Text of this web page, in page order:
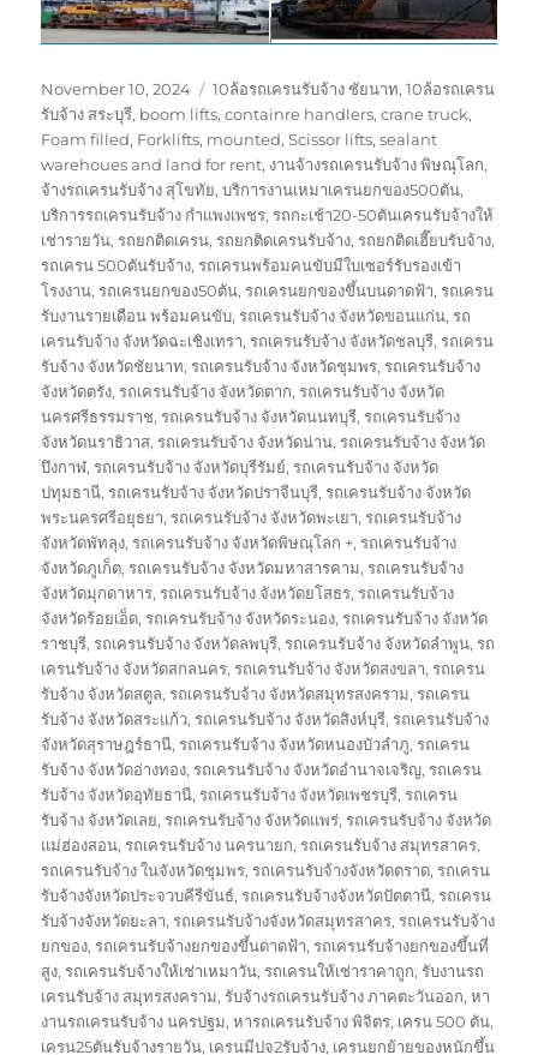
Posted
on
November 10, 2024 Tags
10ล้อรถเครนรับจ้าง ชัยนาท,10ล้อรถเครน
รับจ้าง สระบุรี, boom lifts,containre handlers,crane truck,
Foam filled, Forklifts, mounted,Scissor lifts,sealant
warehoues and land for rent, งานจ้างรถเครนรับจ้าง พิษณุโลก,
จ้างรถเครนรับจ้าง สุโขทัย,บริการงานเหมาเครนยกของ500ตัน,
บริการรถเครนรับจ้าง กำแพงเพชร,รถกะเช้า20-50ตันเครนรับจ้างให้
เช่ารายวัน,รถยกติดเครน,รถยกติดเครนรับจ้าง,รถยกติดเฮี๊ยบรับจ้าง,
รถเครน 500ตันรับจ้าง,รถเครนพร้อมคนขับมีใบเซอร์รับรองเข้า
โรงงาน,รถเครนยกของ50ตัน,รถเครนยกของขึ้นบนดาดฟ้า,รถเครน
รับงานรายเดือน พร้อมคนขับ,รถเครนรับจ้าง จังหวัดขอนแก่น,รถ
เครนรับจ้าง จังหวัดฉะเชิงเทรา,รถเครนรับจ้าง จังหวัดชลบุรี,รถเครน
รับจ้าง จังหวัดชัยนาท,รถเครนรับจ้าง จังหวัดชุมพร,รถเครนรับจ้าง
จังหวัดตรัง,รถเครนรับจ้าง จังหวัดตาก,รถเครนรับจ้าง จังหวัด
นครศรีธรรมราช,รถเครนรับจ้าง จังหวัดนนทบุรี,รถเครนรับจ้าง
จังหวัดนราธิวาส,รถเครนรับจ้าง จังหวัดน่าน,รถเครนรับจ้าง จังหวัด
บึงกาฬ,รถเครนรับจ้าง จังหวัดบุรีรัมย์,รถเครนรับจ้าง จังหวัด
ปทุมธานี,รถเครนรับจ้าง จังหวัดปราจีนบุรี,รถเครนรับจ้าง จังหวัด
พระนครศรีอยุธยา,รถเครนรับจ้าง จังหวัดพะเยา,รถเครนรับจ้าง
จังหวัดพัทลุง,รถเครนรับจ้าง จังหวัดพิษณุโลก +,รถเครนรับจ้าง
จังหวัดภูเก็ต,รถเครนรับจ้าง จังหวัดมหาสารคาม,รถเครนรับจ้าง
จังหวัดมุกดาหาร,รถเครนรับจ้าง จังหวัดยโสธร,รถเครนรับจ้าง
จังหวัดร้อยเอ็ด,รถเครนรับจ้าง จังหวัดระนอง,รถเครนรับจ้าง จังหวัด
ราชบุรี,รถเครนรับจ้าง จังหวัดลพบุรี,รถเครนรับจ้าง จังหวัดลำพูน,รถ
เครนรับจ้าง จังหวัดสกลนคร,รถเครนรับจ้าง จังหวัดสงขลา,รถเครน
รับจ้าง จังหวัดสตูล,รถเครนรับจ้าง จังหวัดสมุทรสงคราม,รถเครน
รับจ้าง จังหวัดสระแก้ว,รถเครนรับจ้าง จังหวัดสิงห์บุรี,รถเครนรับจ้าง
จังหวัดสุราษฎร์ธานี,รถเครนรับจ้าง จังหวัดหนองบัวลำภู,รถเครน
รับจ้าง จังหวัดอ่างทอง,รถเครนรับจ้าง จังหวัดอำนาจเจริญ,รถเครน
รับจ้าง จังหวัดอุทัยธานี,รถเครนรับจ้าง จังหวัดเพชรบุรี,รถเครน
รับจ้าง จังหวัดเลย,รถเครนรับจ้าง จังหวัดแพร่,รถเครนรับจ้าง จังหวัด
แม่ฮ่องสอน,รถเครนรับจ้าง นครนายก,รถเครนรับจ้าง สมุทรสาคร,
รถเครนรับจ้าง ในจังหวัดชุมพร,รถเครนรับจ้างจังหวัดตราด,รถเครน
รับจ้างจังหวัดประจวบคีรีขันธ์,รถเครนรับจ้างจังหวัดปัตตานี,รถเครน
รับจ้างจังหวัดยะลา,รถเครนรับจ้างจังหวัดสมุทรสาคร,รถเครนรับจ้าง
ยกของ,รถเครนรับจ้างยกของขึ้นดาดฟ้า,รถเครนรับจ้างยกของขึ้นที่
สูง,รถเครนรับจ้างให้เช่าเหมาวัน,รถเครนให้เช่าราคาถูก,รับงานรถ
เครนรับจ้าง สมุทรสงคราม,รับจ้างรถเครนรับจ้าง ภาคตะวันออก,หา
งานรถเครนรับจ้าง นครปฐม,หารถเครนรับจ้าง พิจิตร, เครน 500 ตัน,
เครน25ตันรับจ้างรายวัน, เครนมีปจ2รับจ้าง, เครนยกย้ายของหนักขึ้น